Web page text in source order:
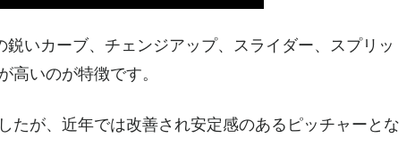
いカーブ、チェンジアップ、スライダー、スプリッ
高いのが特徴です。
たが、近年では改善され安定感のあるピッチャーとな